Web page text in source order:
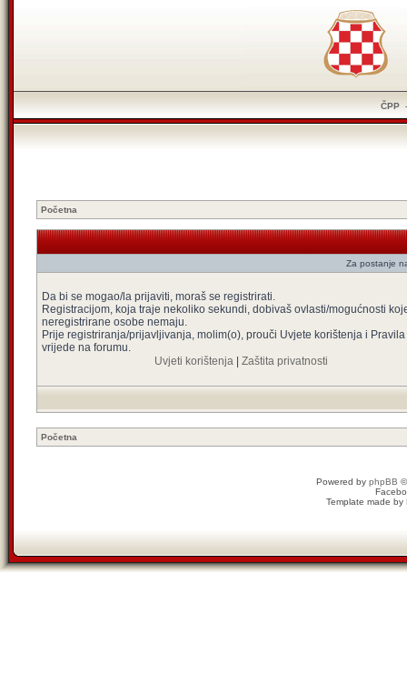
ČPP
Početna
Za postanje
Da bi se mogao/la prijaviti, moraš se registrirati.
Registracijom, koja traje nekoliko sekundi, dobivaš ovlasti/mogućnosti
neregistrirane osobe nemaju.
Prije registriranja/prijavljivanja, molim(o), prouči Uvjete korištenja i
vrijede na forumu.
Uvjeti korištenja| Zaštita privatnosti
Početna
Powered by phpBB
Template made by